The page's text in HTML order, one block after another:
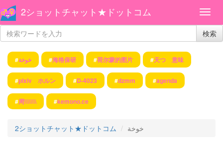
2ショットチャット★ドットコム
検索
#خوخة #海格保研 #荷尔蒙的图片 #天つ 意味
#pixiv ホルン #D-4023 #dzmm #agenda
#周\\\\\\\\ #kemono.ce
2ショットチャット★ドットコム خوخة